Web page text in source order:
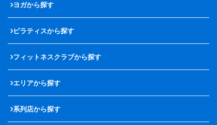
ヨガから探す
ピラティスから探す
フィットネスクラブから探す
エリアから探す
系列店から探す